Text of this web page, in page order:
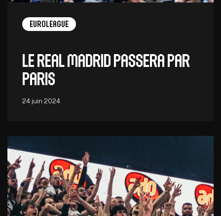
EuroLeague
Le Real Madrid passera par
Paris
24 juin 2024